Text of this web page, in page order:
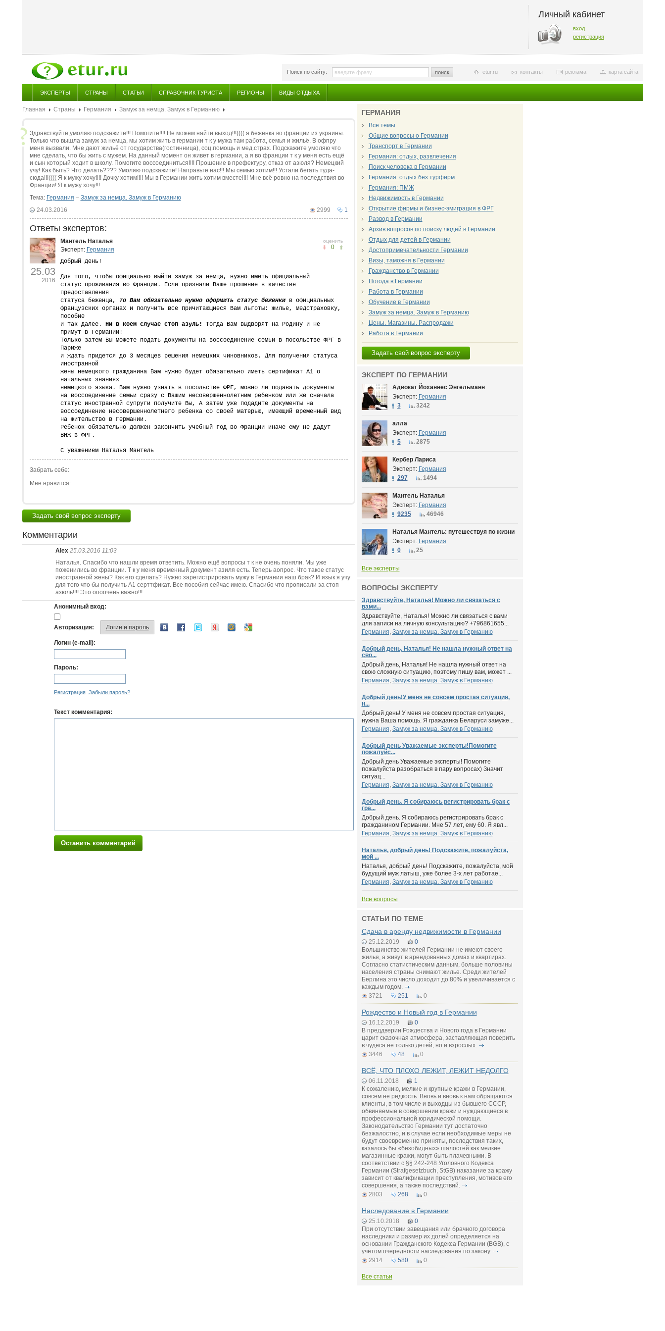
Личный кабинет
вход
регистрация
Поиск по сайту: поиск карта сайта
реклама
контакты
etur.ru
ЭКСПЕРТЫ СТРАНЫ СТАТЬИ СПРАВОЧНИК ТУРИСТА РЕГИОНЫ ВИДЫ ОТДЫХА
Главная Страны Германия Замуж за немца. Замуж в Германию
Здравствуйте,умоляю подскажите!!! Помогите!!!! Не можем найти выход!!!(((( я беженка во франции из украины.
Только что вышла замуж за немца, мы хотим жить в германии т к у мужа там работа, семья и жильё. В офпру
меня вызвали. Мне дают жильё от государства(гостинница), соц.помощь и мед.страх. Подскажите умоляю что
мне сделать, что бы жить с мужем. На данный момент он живет в германии, а я во франции т к у меня есть ещё
и сын который ходит в школу. Помогите воссоединиться!!!! Прошение в префектуру, отказ от азюля? Немецкий
учу! Как быть? Что делать???? Умоляю подскажите! Направьте нас!!! Мы семью хотим!!! Устали бегать туда-
сюда!!!(((( Я к мужу хочу!!!! Дочку хотим!!!! Мы в Германии жить хотим вместе!!!! Мне всё ровно на последствия во
Франции! Я к мужу хочу!!!
Тема: Германия – Замуж за немца. Замуж в Германию
1
2999
24.03.2016
Ответы экспертов:
25.03
2016
оценить
0
Мантель Наталья
Эксперт: Германия
Добрый день!
Для того, чтобы официально выйти замуж за немца, нужно иметь официальный
статус проживания во Франции. Если признали Ваше прошение в качестве
предоставления
статуса беженца,
то Вам обязательно нужно оформить статус беженки
в официальных
французских органах и получить все причитающиеся Вам льготы: жилье, медстраховку,
пособие
и так далее. Ни в коем случае стоп азуль!
Тогда Вам выдворят на Родину и не
примут в Германии!
Только затем Вы можете подать документы на воссоединение семьи в посольстве ФРГ в
Париже
и ждать придется до 3 месяцев решения немецких чиновников. Для получения статуса
иностранной
жены немецкого гражданина Вам нужно будет обязательно иметь сертификат А1 о
начальных знаниях
немецкого языка. Вам нужно узнать в посольстве ФРГ, можно ли подавать документы
на воссоединение семьи сразу с Вашим несовершеннолетним ребенком или же сначала
статус иностранной супруги получите Вы, A затем уже подадите документы на
воссоединение несовершеннолетнего ребенка со своей матерью, имеющий временный вид
на жительство в Германии.
Ребенок обязательно должен закончить учебный год во Франции иначе ему не дадут
ВНЖ в ФРГ.
С уважением Наталья Мантель
Забрать себе:
Мне нравится:
Задать свой вопрос эксперту
Комментарии
Alex 25.03.2016 11:03
Наталья. Спасибо что нашли время ответить. Можно ещё вопросы т к не очень поняли. Мы уже
поженились во франции. Т к у меня временный документ азиля есть. Теперь аопрос. Что такое статус
иностранной жены? Как его сделать? Нужно зарегистрировать мужу в Германии наш брак? И язык я учу
для того что бы получить А1 серттфикат. Все пособия сейчас имею. Спасибо что прописали за стоп
азюль!!!! Это оооочень важно!!!
Анонимный вход:
Авторизация: Логин и пароль
Логин (e-mail):
Пароль:
Регистрация Забыли пароль?
Текст комментария:
Оставить комментарий
ГЕРМАНИЯ
Все темы
Общие вопросы о Германии
Транспорт в Германии
Германия: отдых, развлечения
Поиск человека в Германии
Германия: отдых без турфирм
Германия: ПМЖ
Недвижимость в Германии
Открытие фирмы и бизнес-эмиграция в ФРГ
Развод в Германии
Архив вопросов по поиску людей в Германии
Отдых для детей в Германии
Достопримечательности Германии
Визы, таможня в Германии
Гражданство в Германии
Погода в Германии
Работа в Германии
Обучение в Германии
Замуж за немца. Замуж в Германию
Цены. Магазины. Распродажи
Работа в Германии
Задать свой вопрос эксперту
ЭКСПЕРТ ПО ГЕРМАНИИ
Адвокат Йоханнес Энгельманн
Эксперт: Германия
3
3242
алла
Эксперт: Германия
5
2875
Кербер Лариса
Эксперт: Германия
297
1494
Мантель Наталья
Эксперт: Германия
9235
46946
Наталья Мантель: путешествуя по жизни
Эксперт: Германия
0
25
Все эксперты
ВОПРОСЫ ЭКСПЕРТУ
Здравствуйте, Наталья! Можно ли связаться с
вами...
Здравствуйте, Наталья! Можно ли связаться с вами
для записи на личную консультацию? +796861655...
Германия, Замуж за немца. Замуж в Германию
Добрый день, Наталья! Не нашла нужный ответ на
сво...
Добрый день, Наталья! Не нашла нужный ответ на
свою сложную ситуацию, поэтому пишу вам, может ...
Германия, Замуж за немца. Замуж в Германию
Добрый день!У меня не совсем простая ситуация,
н...
Добрый день! У меня не совсем простая ситуация,
нужна Ваша помощь. Я гражданка Беларуси замуже...
Германия, Замуж за немца. Замуж в Германию
Добрый день Уважаемые эксперты!Помогите
пожалуйс...
Добрый день Уважаемые эксперты! Помогите
пожалуйста разобраться в пару вопросах) Значит
ситуац...
Германия, Замуж за немца. Замуж в Германию
Добрый день. Я собираюсь регистрировать брак с
гра...
Добрый день. Я собираюсь регистрировать брак с
гражданином Германии. Мне 57 лет, ему 60. Я явл...
Германия, Замуж за немца. Замуж в Германию
Наталья, добрый день! Подскажите, пожалуйста,
мой ...
Наталья, добрый день! Подскажите, пожалуйста, мой
будущий муж латыш, уже более 3-х лет работае...
Германия, Замуж за немца. Замуж в Германию
Все вопросы
СТАТЬИ ПО ТЕМЕ
Сдача в аренду недвижимости в Германии
25.12.2019
0
Большинство жителей Германии не имеют своего
жилья, а живут в арендованных домах и квартирах.
Согласно статистическим данным, больше половины
населения страны снимают жилье. Среди жителей
Берлина это число доходит до 80% и увеличивается с
каждым годом.
3721
251 0
Рождество и Новый год в Германии
16.12.2019
0
В преддверии Рождества и Нового года в Германии
царит сказочная атмосфера, заставляющая поверить
в чудеса не только детей, но и взрослых.
3446
48 0
ВСЁ, ЧТО ПЛОХО ЛЕЖИТ, ЛЕЖИТ НЕДОЛГО
06.11.2018
1
К сожалению, мелкие и крупные кражи в Германии,
совсем не редкость. Вновь и вновь к нам обращаются
клиенты, в том числе и выходцы из бывшего СССР,
обвиняемые в совершении кражи и нуждающиеся в
профессиональной юридической помощи.
Законодательство Германии тут достаточно
безжалостно, и в случае если необходимые меры не
будут своевременно приняты, последствия таких,
казалось бы «безобидных» шалостей как мелкие
магазинные кражи, могут быть плачевными. В
соответствии с §§ 242-248 Уголовного Кодекса
Германии (Strafgesetzbuch, StGB) наказание за кражу
зависит от квалификации преступления, мотивов его
совершения, а также последствий.
2803
268 0
Наследование в Германии
25.10.2018
0
При отсутствии завещания или брачного договора
наследники и размер их долей определяется на
основании Гражданского Кодекса Германии (BGB), с
учётом очередности наследования по закону.
2914
580 0
Все статьи